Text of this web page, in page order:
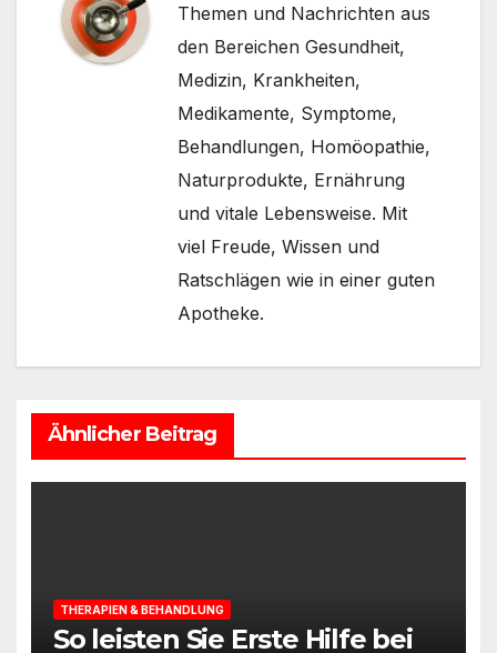
Themen und Nachrichten aus
den Bereichen Gesundheit,
Medizin, Krankheiten,
Medikamente, Symptome,
Behandlungen, Homöopathie,
Naturprodukte, Ernährung
und vitale Lebensweise. Mit
viel Freude, Wissen und
Ratschlägen wie in einer guten
Apotheke.
Ähnlicher Beitrag
THERAPIEN & BEHANDLUNG
So leisten Sie Erste Hilfe bei